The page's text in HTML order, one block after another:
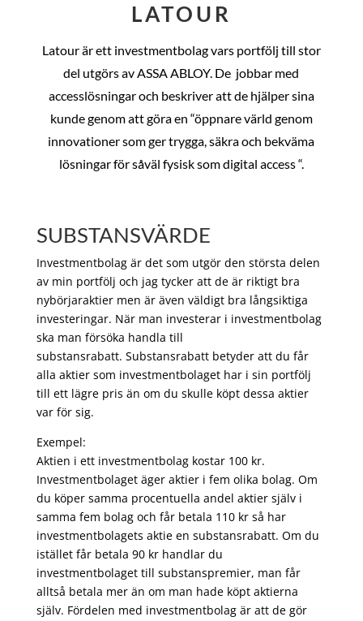
LATOUR
Latour är ett investmentbolag vars portfölj till stor
del utgörs av ASSA ABLOY. De jobbar med
accesslösningar och beskriver att de hjälper sina
kunde genom att göra en “öppnare värld genom
innovationer som ger trygga, säkra och bekväma
lösningar för såväl fysisk som digital access “.
SUBSTANSVÄRDE
Investmentbolag är det som utgör den största delen
av min portfölj och jag tycker att de är riktigt bra
nybörjaraktier men är även väldigt bra långsiktiga
investeringar. När man investerar i investmentbolag
ska man försöka handla till
substansrabatt. Substansrabatt betyder att du får
alla aktier som investmentbolaget har i sin portfölj
till ett lägre pris än om du skulle köpt dessa aktier
var för sig.
Exempel:
Aktien i ett investmentbolag kostar 100 kr.
Investmentbolaget äger aktier i fem olika bolag. Om
du köper samma procentuella andel aktier själv i
samma fem bolag och får betala 110 kr så har
investmentbolagets aktie en substansrabatt. Om du
istället får betala 90 kr handlar du
investmentbolaget till substanspremier, man får
alltså betala mer än om man hade köpt aktierna
själv. Fördelen med investmentbolag är att de gör